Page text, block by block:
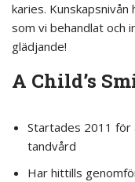
karies.
som vi behandlat och
glädjande!
A Child’s
Startades 2011
tandvård
Har hittills